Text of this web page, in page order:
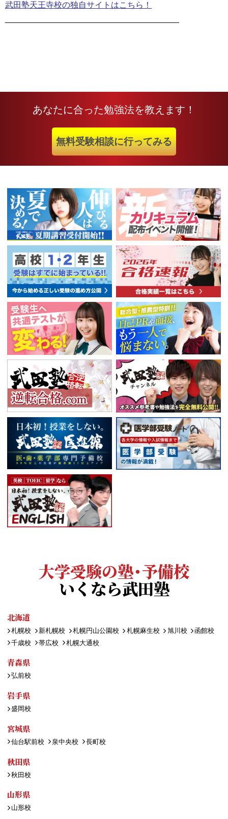
武田塾天王寺校の独自サイトはこちら！
あなたに合った勉強法を教えます！
無料受験相談に行ってみる
大学受験の塾・予備校
いくなら武田塾
北海道
札幌校 新札幌校 札幌円山公園校 札幌麻生校 旭川校
函館校
千歳校
帯広校 札幌大通校
青森県
弘前校
岩手県
盛岡校
宮城県
仙台駅前校 泉中央校 長町校
秋田県
秋田校
山形県
山形校